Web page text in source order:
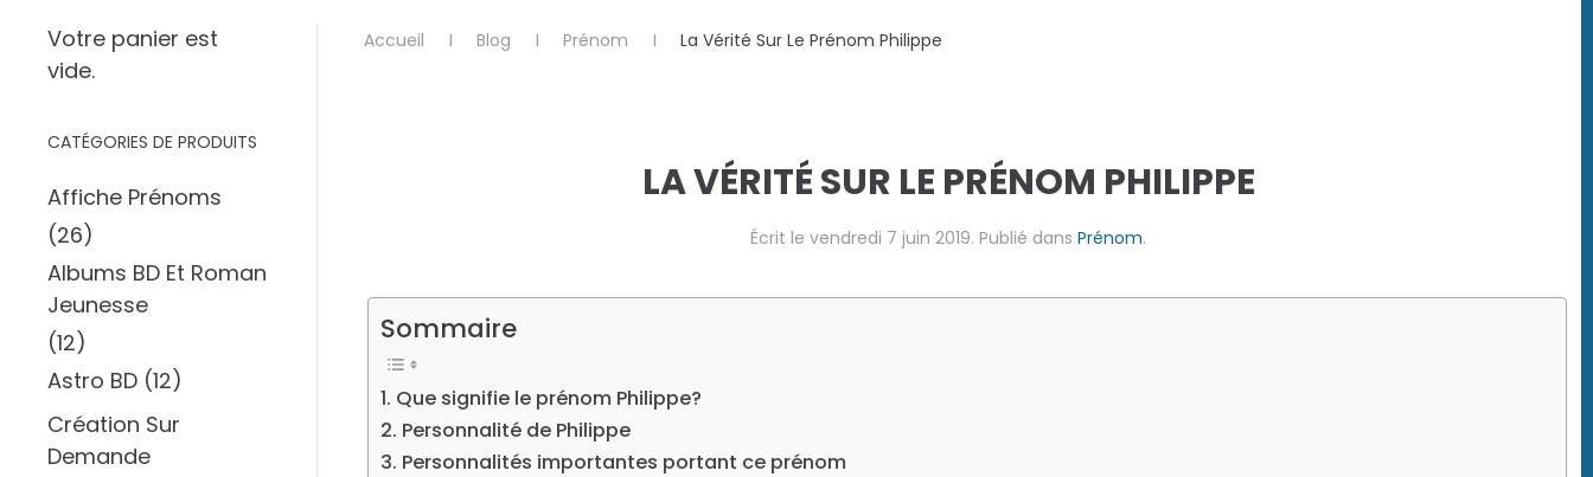
Accueil Blog Prénom La Vérité Sur Le Prénom Philippe
LA VÉRITÉ SUR LE PRÉNOM PHILIPPE
Écrit levendredi 7 juin 2019. Publié dansPrénom.
Sommaire
Que signifie le prénom Philippe?
Personnalité de Philippe
Personnalités importantes portant ce prénom
Votre panier est
vide.
CATÉGORIES DE PRODUITS
Affiche Prénoms
(26)
Albums BD Et Roman
Jeunesse
(12)
Astro BD (12)
Création Sur
Demande